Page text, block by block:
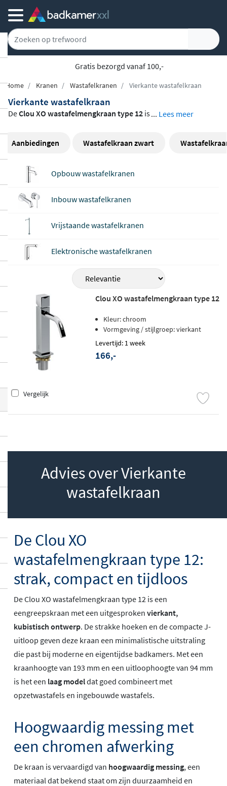
Gratis bezorgd vanaf 100,-
Home Kranen Wastafelkranen Vierkante wastafelkraan
Vierkante wastafelkraan
DeClou XO wastafelmengkraan type 12 is
allendvierkant design. Gemaakt van hoog
chroom, past hij moeiteloos in elke mode
rne badkamer. De vaste J-uitloop houdt h
et geheel overzichtelijk en ruimtebespare
nd. Met zijn eengreepsbediening en aansl
uiting op zowel warm als koud water is de
ze kraan
voor een enkel kraangat in je wastafel.
... Lees meer
Aanbiedingen Wastafelkraan zwart
Opbouw wastafelkranen
Inbouw wastafelkranen
Vrijstaande wastafelkranen
Elektronische wastafelkranen
Clou XO wastafelmengkraan type 12
Kleur: chroom
Vormgeving / stijlgroep: vierkant
Levertijd: 1 week
166,-
Vergelijk
Advies over Vierkante
wastafelkraan
De Clou XO
wastafelmengkraan type 12:
strak, compact en tijdloos
De Clou XO wastafelmengkraan type 12 is een
eengreepskraan met een uitgesproken vierkant,
kubistisch ontwerp. De strakke hoeken en de compacte J-
uitloop geven deze kraan een minimalistische uitstraling
die past bij moderne en eigentijdse badkamers. Met een
kraanhoogte van 193 mm en een uitloophoogte van 94 mm
is het een laag modeldat goed combineert met
opzetwastafels en ingebouwde wastafels.
Hoogwaardig messing met
een chromen afwerking
De kraan is vervaardigd van hoogwaardig messing, een
materiaal dat bekend staat om zijn duurzaamheid en